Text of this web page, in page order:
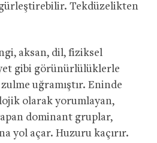
Tekdüzelikten
aksan, dil, fiziksel
gibi görünürlülüklerle
uğramıştır. Eninde
olarak yorumlayan,
dominant gruplar,
yol açar. Huzuru kaçırır.